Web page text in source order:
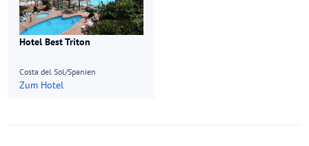
Hotel Best Triton
Costa del Sol/Spanien
Zum Hotel